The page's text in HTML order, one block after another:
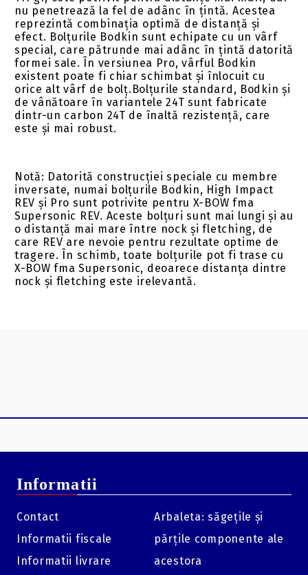
nu penetrează la fel de adânc în țintă. Acestea
reprezintă combinația optimă de distanță și
efect. Bolțurile Bodkin sunt echipate cu un vârf
special, care pătrunde mai adânc în țintă datorită
formei sale. În versiunea Pro, vârful Bodkin
existent poate fi chiar schimbat și înlocuit cu
orice alt vârf de bolț.Bolțurile standard, Bodkin și
de vânătoare în variantele 24T sunt fabricate
dintr-un carbon 24T de înaltă rezistență, care
este și mai robust.
Notă: Datorită construcției speciale cu membre
inversate, numai bolțurile Bodkin, High Impact
REV și Pro sunt potrivite pentru X-BOW fma
Supersonic REV. Aceste bolțuri sunt mai lungi și au
o distanță mai mare între nock și fletching, de
care REV are nevoie pentru rezultate optime de
tragere. În schimb, toate bolțurile pot fi trase cu
X-BOW fma Supersonic, deoarece distanța dintre
nock și fletching este irelevantă.
Informatii
Contact
Informatii fiscale
Informatii livrare
Arbaleta: săgețile și
părțile componente ale
acestora